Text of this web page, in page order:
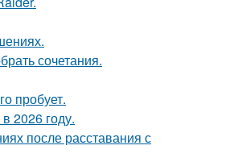
сочетания.
пробует.
2026 году.
после расставания с